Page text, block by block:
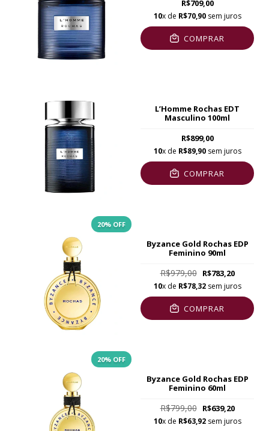
R$709,00
10x de R$70,90sem juros
COMPRAR
L’Homme Rochas EDT
Masculino 100ml
R$899,00
10x de R$89,90sem juros
COMPRAR
20% OFF
Byzance Gold Rochas EDP
Feminino 90ml
R$979,00 R$783,20
10x de R$78,32sem juros
COMPRAR
20% OFF
Byzance Gold Rochas EDP
Feminino 60ml
R$799,00 R$639,20
10x de R$63,92sem juros